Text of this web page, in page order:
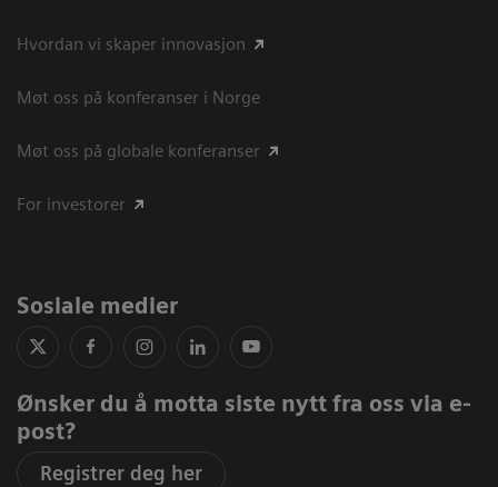
Hvordan vi skaper innovasjon
Møt oss på konferanser i Norge
Møt oss på globale konferanser
For investorer
Sosiale medier
Ønsker du å motta siste nytt fra oss via e-
post?
Registrer deg her